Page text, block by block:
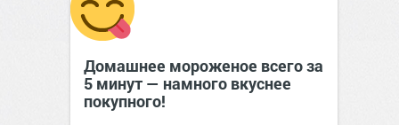
Домашнее мороженое всего за
5 минут — намного вкуснее
покупного!